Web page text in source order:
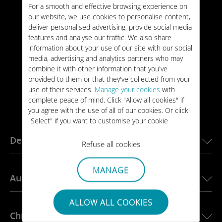
For a smooth and effective browsing experience on
our website, we use cookies to personalise content,
deliver personalised advertising, provide social media
features and analyse our traffic. We also share
information about your use of our site with our social
media, advertising and analytics partners who may
combine it with other information that you've
provided to them or that they've collected from your
use of their services. Manage your cookies with
complete peace of mind. Click "Allow all cookies" if
you agree with the use of all of our cookies. Or click
"Select" if you want to customise your cookie
Refuse all cookies
MANAGE
ALLOW ALL COOKIES
TIPO: PUNTUALE
VALIDITÀ:30 giorni
34 €
Destinazioni principali
eSIM per gli Stati Uniti
eSIM per l’Europa
eSIM per il Giappone
eSIM per il Canada
Auto connesse
Ubigi per BMW
Ubigi per Land Rover
Chi siamo